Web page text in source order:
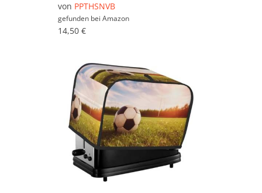
von PPTHSNVB
gefunden bei Amazon
14,50 €